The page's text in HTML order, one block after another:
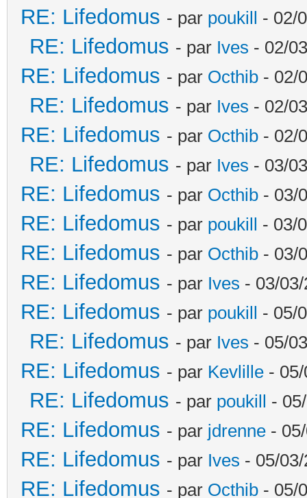
RE: Lifedomus - par poukill - 02/
RE: Lifedomus - par Ives - 02/
RE: Lifedomus - par Octhib - 02/
RE: Lifedomus - par Ives - 02/
RE: Lifedomus - par Octhib - 02/
RE: Lifedomus - par Ives - 03/
RE: Lifedomus - par Octhib - 03/
RE: Lifedomus - par poukill - 03/
RE: Lifedomus - par Octhib - 03/
RE: Lifedomus - par Ives - 03/
RE: Lifedomus - par poukill - 05/
RE: Lifedomus - par Ives - 05/
RE: Lifedomus - par Kevlille -
RE: Lifedomus - par poukill -
RE: Lifedomus - par jdrenne -
RE: Lifedomus - par Ives - 05/
RE: Lifedomus - par Octhib - 05/